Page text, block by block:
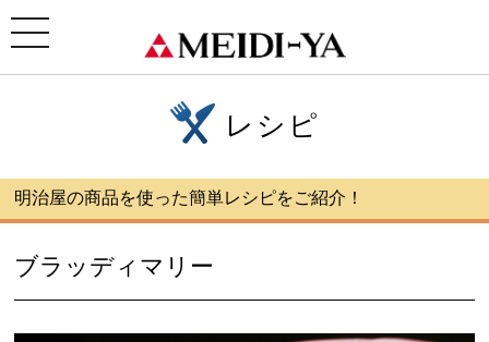
toggle
navigation
レシピ
明治屋の商品を使った簡単レシピをご紹介！
ブラッディマリー